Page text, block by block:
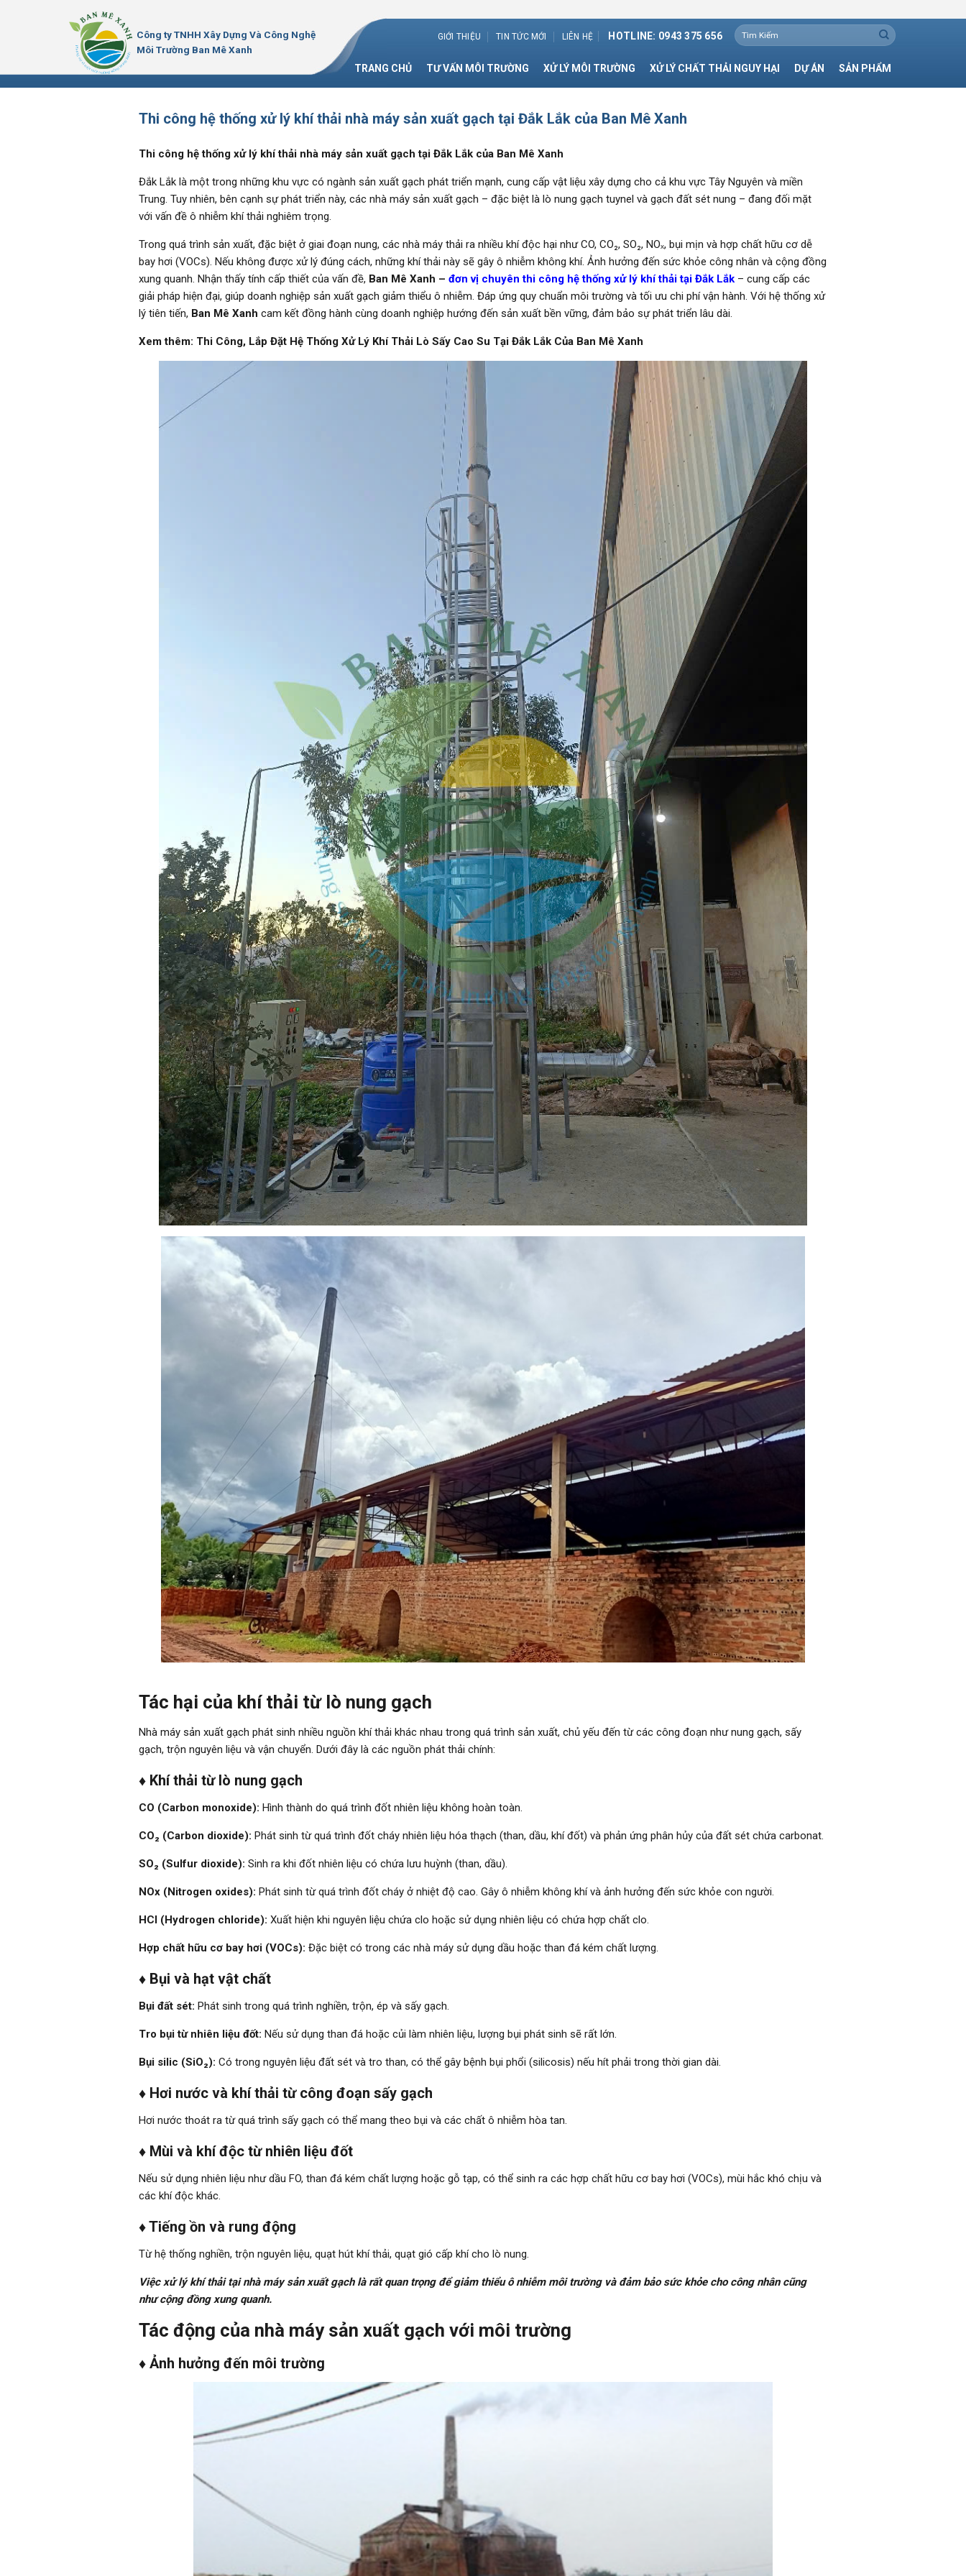
GIỚI THIỆU TIN TỨC MỚI LIÊN HỆ HOTLINE: 0943 375 656
Tìm
kiếm:
Công ty TNHH Xây Dựng Và Công Nghệ
Môi Trường Ban Mê Xanh
TRANG CHỦ
TƯ VẤN MÔI TRƯỜNG XỬ LÝ MÔI TRƯỜNG XỬ LÝ CHẤT THẢI NGUY HẠI DỰ ÁN SẢN PHẨM
Thi công hệ thống xử lý khí thải nhà máy sản xuất gạch tại Đắk Lắk của Ban Mê Xanh
Thi công hệ thống xử lý khí thải nhà máy sản xuất gạch tại Đắk Lắk của Ban Mê Xanh
Đắk Lắk là một trong những khu vực có ngành sản xuất gạch phát triển mạnh, cung cấp vật liệu xây dựng cho cả khu vực Tây Nguyên và miền
Trung. Tuy nhiên, bên cạnh sự phát triển này, các nhà máy sản xuất gạch – đặc biệt là lò nung gạch tuynel và gạch đất sét nung – đang đối mặt
với vấn đề ô nhiễm khí thải nghiêm trọng.
Trong quá trình sản xuất, đặc biệt ở giai đoạn nung, các nhà máy thải ra nhiều khí độc hại như CO, CO₂, SO₂, NOₓ, bụi mịn và hợp chất hữu cơ dễ
bay hơi (VOCs). Nếu không được xử lý đúng cách, những khí thải này sẽ gây ô nhiễm không khí. Ảnh hưởng đến sức khỏe công nhân và cộng đồng
xung quanh. Nhận thấy tính cấp thiết của vấn đề, Ban Mê Xanh –đơn vị chuyên thi công hệ thống xử lý khí thải tại Đắk Lắk – cung cấp các
giải pháp hiện đại, giúp doanh nghiệp sản xuất gạch giảm thiểu ô nhiễm. Đáp ứng quy chuẩn môi trường và tối ưu chi phí vận hành. Với hệ thống xử
lý tiên tiến, Ban Mê Xanh cam kết đồng hành cùng doanh nghiệp hướng đến sản xuất bền vững, đảm bảo sự phát triển lâu dài.
Xem thêm: Thi Công, Lắp Đặt Hệ Thống Xử Lý Khí Thải Lò Sấy Cao Su Tại Đắk Lắk Của Ban Mê Xanh
Tác hại của khí thải từ lò nung gạch
Nhà máy sản xuất gạch phát sinh nhiều nguồn khí thải khác nhau trong quá trình sản xuất, chủ yếu đến từ các công đoạn như nung gạch, sấy
gạch, trộn nguyên liệu và vận chuyển. Dưới đây là các nguồn phát thải chính:
♦ Khí thải từ lò nung gạch
CO (Carbon monoxide): Hình thành do quá trình đốt nhiên liệu không hoàn toàn.
CO₂ (Carbon dioxide): Phát sinh từ quá trình đốt cháy nhiên liệu hóa thạch (than, dầu, khí đốt) và phản ứng phân hủy của đất sét chứa carbonat.
SO₂ (Sulfur dioxide): Sinh ra khi đốt nhiên liệu có chứa lưu huỳnh (than, dầu).
NOx (Nitrogen oxides): Phát sinh từ quá trình đốt cháy ở nhiệt độ cao. Gây ô nhiễm không khí và ảnh hưởng đến sức khỏe con người.
HCl (Hydrogen chloride): Xuất hiện khi nguyên liệu chứa clo hoặc sử dụng nhiên liệu có chứa hợp chất clo.
Hợp chất hữu cơ bay hơi (VOCs): Đặc biệt có trong các nhà máy sử dụng dầu hoặc than đá kém chất lượng.
♦ Bụi và hạt vật chất
Bụi đất sét: Phát sinh trong quá trình nghiền, trộn, ép và sấy gạch.
Tro bụi từ nhiên liệu đốt: Nếu sử dụng than đá hoặc củi làm nhiên liệu, lượng bụi phát sinh sẽ rất lớn.
Bụi silic (SiO₂): Có trong nguyên liệu đất sét và tro than, có thể gây bệnh bụi phổi (silicosis) nếu hít phải trong thời gian dài.
♦ Hơi nước và khí thải từ công đoạn sấy gạch
Hơi nước thoát ra từ quá trình sấy gạch có thể mang theo bụi và các chất ô nhiễm hòa tan.
♦ Mùi và khí độc từ nhiên liệu đốt
Nếu sử dụng nhiên liệu như dầu FO, than đá kém chất lượng hoặc gỗ tạp, có thể sinh ra các hợp chất hữu cơ bay hơi (VOCs), mùi hắc khó chịu và
các khí độc khác.
♦ Tiếng ồn và rung động
Từ hệ thống nghiền, trộn nguyên liệu, quạt hút khí thải, quạt gió cấp khí cho lò nung.
Việc xử lý khí thải tại nhà máy sản xuất gạch là rất quan trọng để giảm thiểu ô nhiễm môi trường và đảm bảo sức khỏe cho công nhân cũng
như cộng đồng xung quanh.
Tác động của nhà máy sản xuất gạch với môi trường
♦ Ảnh hưởng đến môi trường